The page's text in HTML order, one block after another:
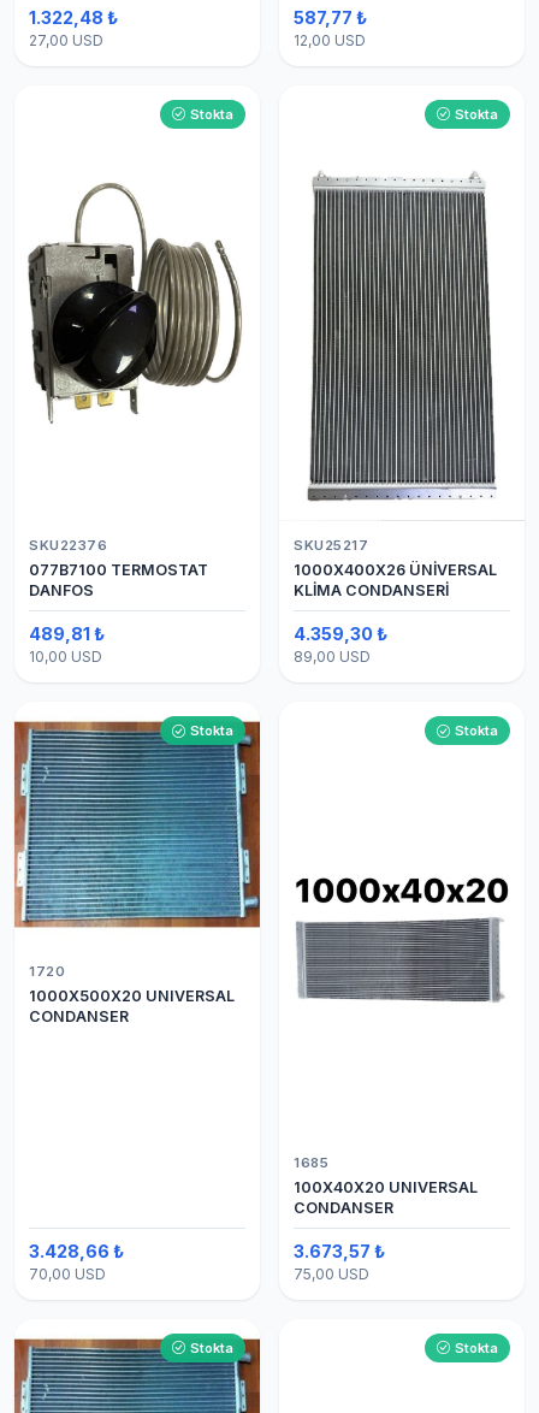
1.322,48 ₺
27,00 USD
587,77 ₺
12,00 USD
Stokta
SKU22376
077B7100 TERMOSTAT
DANFOS
489,81 ₺
10,00 USD
Stokta
SKU25217
1000X400X26 ÜNİVERSAL
KLİMA CONDANSERİ
4.359,30 ₺
89,00 USD
Stokta
1720
1000X500X20 UNIVERSAL
CONDANSER
3.428,66 ₺
70,00 USD
Stokta
1685
100X40X20 UNIVERSAL
CONDANSER
3.673,57 ₺
75,00 USD
Stokta Stokta